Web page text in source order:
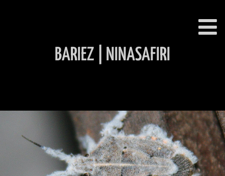
BARIEZ | NINASAFIRI